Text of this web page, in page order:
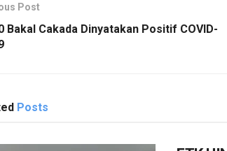
Post
Bakal Cakada Dinyatakan Positif COVID-
Posts